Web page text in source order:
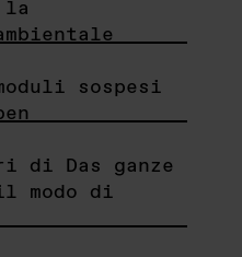
sospesi
di Das ganze
modo di